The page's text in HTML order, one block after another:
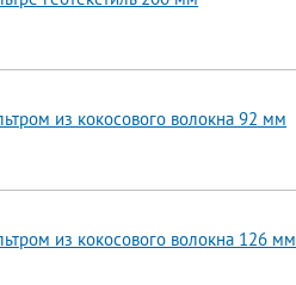
из кокосового волокна 92 мм
из кокосового волокна 126 мм